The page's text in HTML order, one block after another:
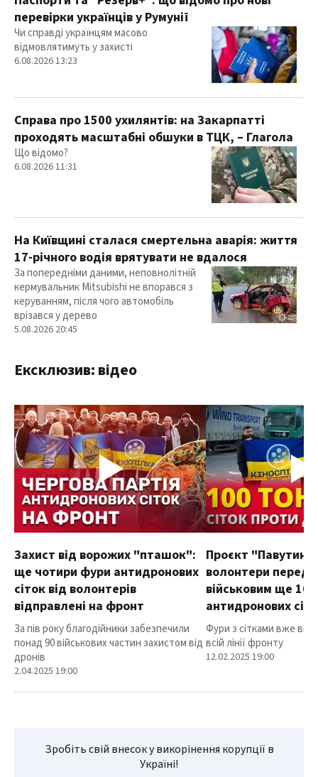
перевірки українців у Румунії
Чи справді українцям масово
відмовлятимуть у захисті
6.08.2026 13:23
Справа про 1500 ухилянтів: на Закарпатті
проходять масштабні обшуки в ТЦК, – Глагола
Що відомо?
6.08.2026 11:31
На Київщині сталася смертельна аварія: життя
17-річного водія врятувати не вдалося
За попередніми даними, неповнолітній
кермувальник Mitsubishi не впорався з
керуванням, після чого автомобіль
врізався у дерево
5.08.2026 20:45
Ексклюзив: відео
Захист від ворожих "пташок":
ще чотири фури антидронових
сіток від волонтерів
відправлені на фронт
За пів року благодійники забезпечили
понад 90 військових частин захистом від
дронів
2.04.2025 19:00
Проєкт
волонтери
військовим ще
антидронових
Фури з сітками вже
всій лінії фронту
12.02.2025 19:00
Зробіть свій внесок у викорінення корупції в
Україні!